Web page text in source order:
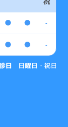
● ● -
● ● -
日 日曜日・祝日